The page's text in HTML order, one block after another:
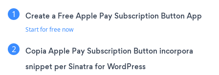
Create a Free Apple Pay Subscription Button App
Start for free now
Copia Apple Pay Subscription Button incorpora
snippet per Sinatra for WordPress